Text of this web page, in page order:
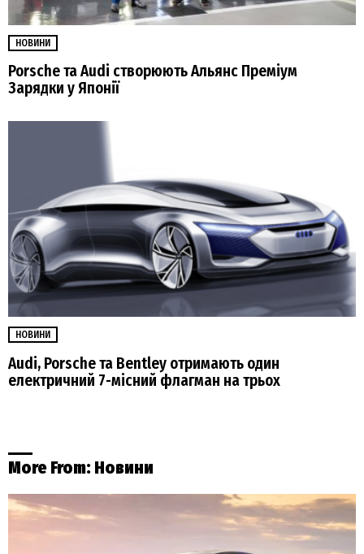
НОВИНИ
Porsche та Audi створюють Альянс Преміум
Зарядки у Японії
НОВИНИ
Audi, Porsche та Bentley отримають один
електричний 7-місний флагман на трьох
More From: Новини